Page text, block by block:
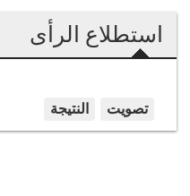
استطلاع الرأى